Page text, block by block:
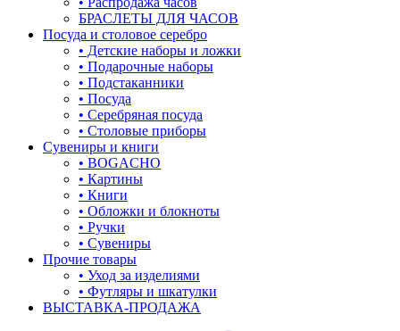
лягушки
медведь
музыка
мышки
обереги
один камень
под гравировку
подкова
БРАСЛЕТЫ ДЛЯ ЧАСОВ
Посуда и столовое серебро
• Детские наборы и ложки
• Подарочные наборы
• Подстаканники
• Посуда
• Серебряная посуда
• Столовые приборы
Сувениры и книги
• BOGACHO
• Картины
• Книги
• Обложки и блокноты
• Ручки
• Сувениры
Прочие товары
• Уход за изделиями
• Футляры и шкатулки
ВЫСТАВКА-ПРОДАЖА